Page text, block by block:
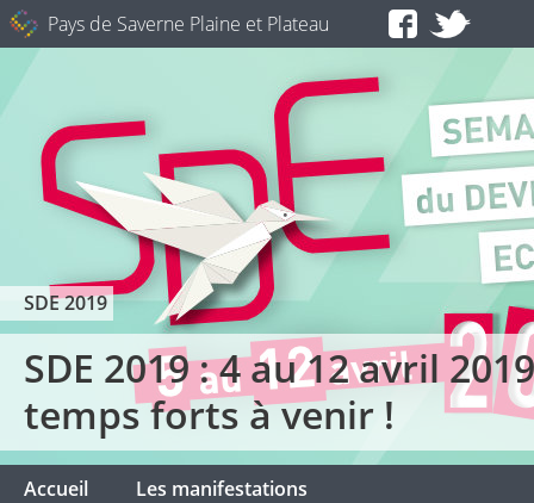
Pays de Saverne Plaine et Plateau
SDE 2019
SDE 2019 : 4 au 12 avril
temps forts à venir !
Accueil Les manifestations